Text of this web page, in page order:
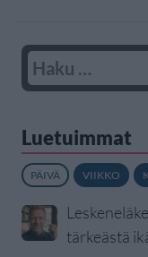
Luetuimmat
PÄIVÄ VIIKKO
tärkeästä